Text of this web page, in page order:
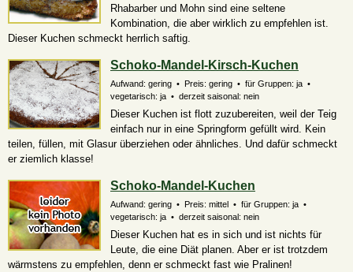
Rhabarber und Mohn sind eine seltene
Kombination, die aber wirklich zu empfehlen ist.
Dieser Kuchen schmeckt herrlich saftig.
Schoko-Mandel-Kirsch-Kuchen
Aufwand: gering • Preis: gering • für Gruppen: ja •
vegetarisch: ja • derzeit saisonal: nein
Dieser Kuchen ist flott zuzubereiten, weil der Teig
einfach nur in eine Springform gefüllt wird. Kein
teilen, füllen, mit Glasur überziehen oder ähnliches. Und dafür schmeckt
er ziemlich klasse!
Schoko-Mandel-Kuchen
Aufwand: gering • Preis: mittel • für Gruppen: ja •
vegetarisch: ja • derzeit saisonal: nein
Dieser Kuchen hat es in sich und ist nichts für
Leute, die eine Diät planen. Aber er ist trotzdem
wärmstens zu empfehlen, denn er schmeckt fast wie Pralinen!